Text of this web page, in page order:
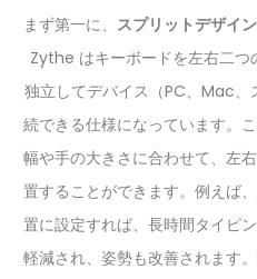
まず第一に、 スプリットデザイ
Zythe はキーボードを左右二つ
独立してデバイス（PC、Mac
続できる仕様になっています。
幅や手の大きさに合わせて、左
置することができます。例えば
置に設定すれば、長時間タイピ
軽減され、姿勢も改善されます